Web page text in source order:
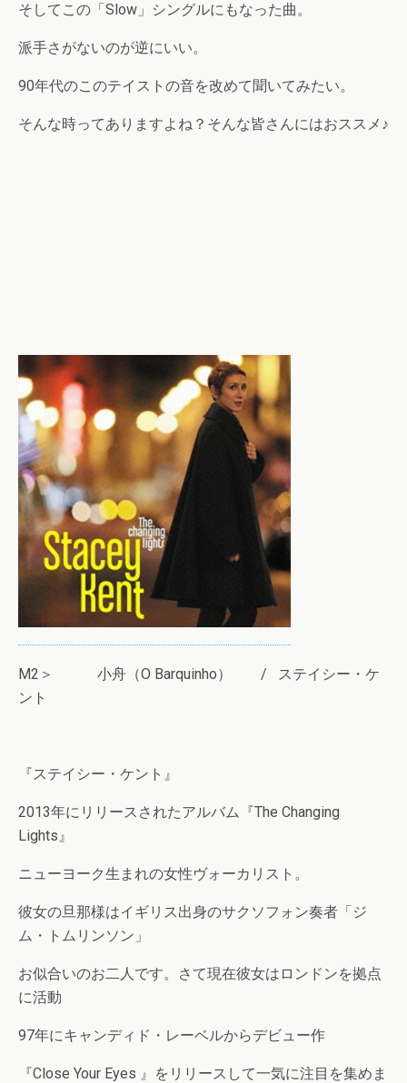
そしてこの「Slow」シングルにもなった曲。
派手さがないのが逆にいい。
90年代のこのテイストの音を改めて聞いてみたい。
そんな時ってありますよね？そんな皆さんにはおススメ♪
M2＞ 小舟（O Barquinho） / ステイシー・ケ
ント
『ステイシー・ケント』
2013年にリリースされたアルバム『The Changing
Lights』
ニューヨーク生まれの女性ヴォーカリスト。
彼女の旦那様はイギリス出身のサクソフォン奏者「ジ
ム・トムリンソン」
お似合いのお二人です。さて現在彼女はロンドンを拠点
に活動
97年にキャンディド・レーベルからデビュー作
『Close Your Eyes 』をリリースして一気に注目を集めま